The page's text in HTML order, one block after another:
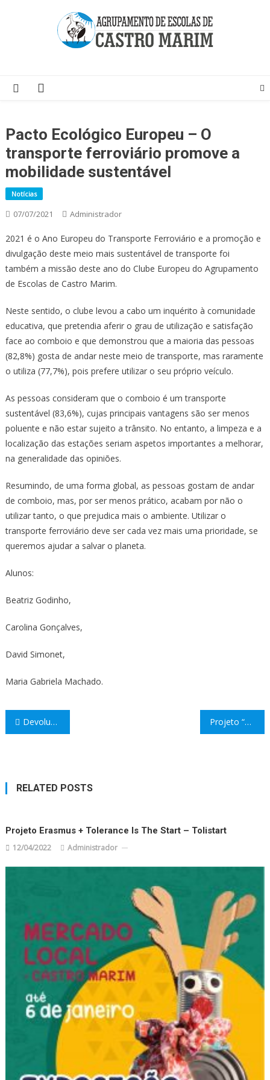
Pacto Ecológico Europeu – O
transporte ferroviário promove a
mobilidade sustentável
Notícias
07/07/2021 Administrador
2021 é o Ano Europeu do Transporte Ferroviário e a promoção e
divulgação deste meio mais sustentável de transporte foi
também a missão deste ano do Clube Europeu do Agrupamento
de Escolas de Castro Marim.
Neste sentido, o clube levou a cabo um inquérito à comunidade
educativa, que pretendia aferir o grau de utilização e satisfação
face ao comboio e que demonstrou que a maioria das pessoas
(82,8%) gosta de andar neste meio de transporte, mas raramente
o utiliza (77,7%), pois prefere utilizar o seu próprio veículo.
As pessoas consideram que o comboio é um transporte
sustentável (83,6%), cujas principais vantagens são ser menos
poluente e não estar sujeito a trânsito. No entanto, a limpeza e a
localização das estações seriam aspetos importantes a melhorar,
na generalidade das opiniões.
Resumindo, de uma forma global, as pessoas gostam de andar
de comboio, mas, por ser menos prático, acabam por não o
utilizar tanto, o que prejudica mais o ambiente. Utilizar o
transporte ferroviário deve ser cada vez mais uma prioridade, se
queremos ajudar a salvar o planeta.
Alunos:
Beatriz Godinho,
Carolina Gonçalves,
David Simonet,
Maria Gabriela Machado.
Navegação
Devolução de Computadores – 4º e 9º Ano Projeto “O património natural e cultural de Castro Marim”
RELATED POSTS
Projeto Erasmus + Tolerance Is The Start – Tolistart
12/04/2022 Administrador